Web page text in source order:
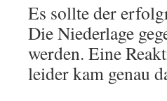
Es sollte der
Die Niederlage
werden. Eine
leider kam genau